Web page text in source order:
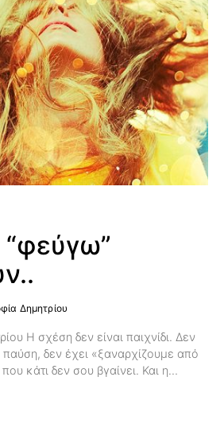
Δημητρίου
Η σχέση δεν είναι παιχνίδι. Δεν
παύση, δεν έχει «ξαναρχίζουμε από
κάτι δεν σου βγαίνει. Και η…